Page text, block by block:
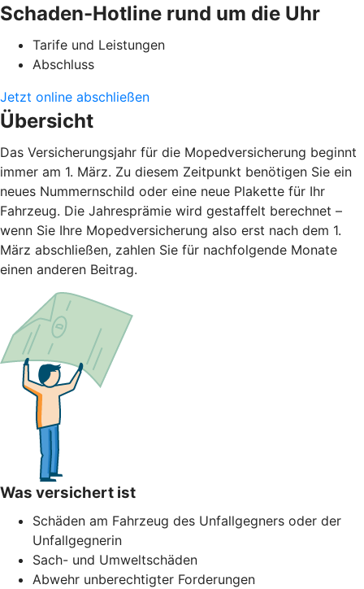
Schaden-Hotline rund um die Uhr
Tarife und Leistungen
Abschluss
Jetzt online abschließen
Übersicht
Das Versicherungsjahr für die Mopedversicherung beginnt
immer am 1. März. Zu diesem Zeitpunkt benötigen Sie ein
neues Nummernschild oder eine neue Plakette für Ihr
Fahrzeug. Die Jahresprämie wird gestaffelt berechnet –
wenn Sie Ihre Mopedversicherung also erst nach dem 1.
März abschließen, zahlen Sie für nachfolgende Monate
einen anderen Beitrag.
Was versichert ist
Schäden am Fahrzeug des Unfallgegners oder der
Unfallgegnerin
Sach- und Umweltschäden
Abwehr unberechtigter Forderungen